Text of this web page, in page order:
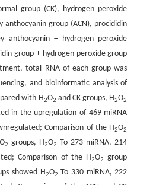
group (CK), hydrogen peroxide
anthocyanin group (ACN), procididin
anthocyanin + hydrogen peroxide
group + hydrogen peroxide group
total RNA of each group was
and bioinformatic analysis of
with H2O2 and CK groups, H2O2
in the upregulation of 469 miRNA
Comparison of the H2O2
O2 groups, H2O2 To 273 miRNA, 214
Comparison of the H2O2
group
showed H2O2 To 330 miRNA, 222